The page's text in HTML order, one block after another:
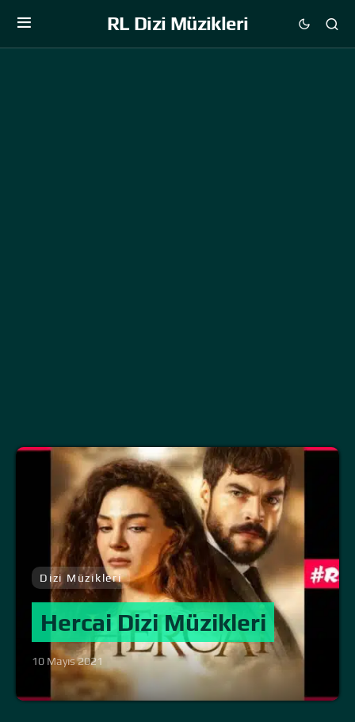
RL Dizi Müzikleri
Dizi Müzikleri
Hercai Dizi Müzikleri
10 Mayıs 2021